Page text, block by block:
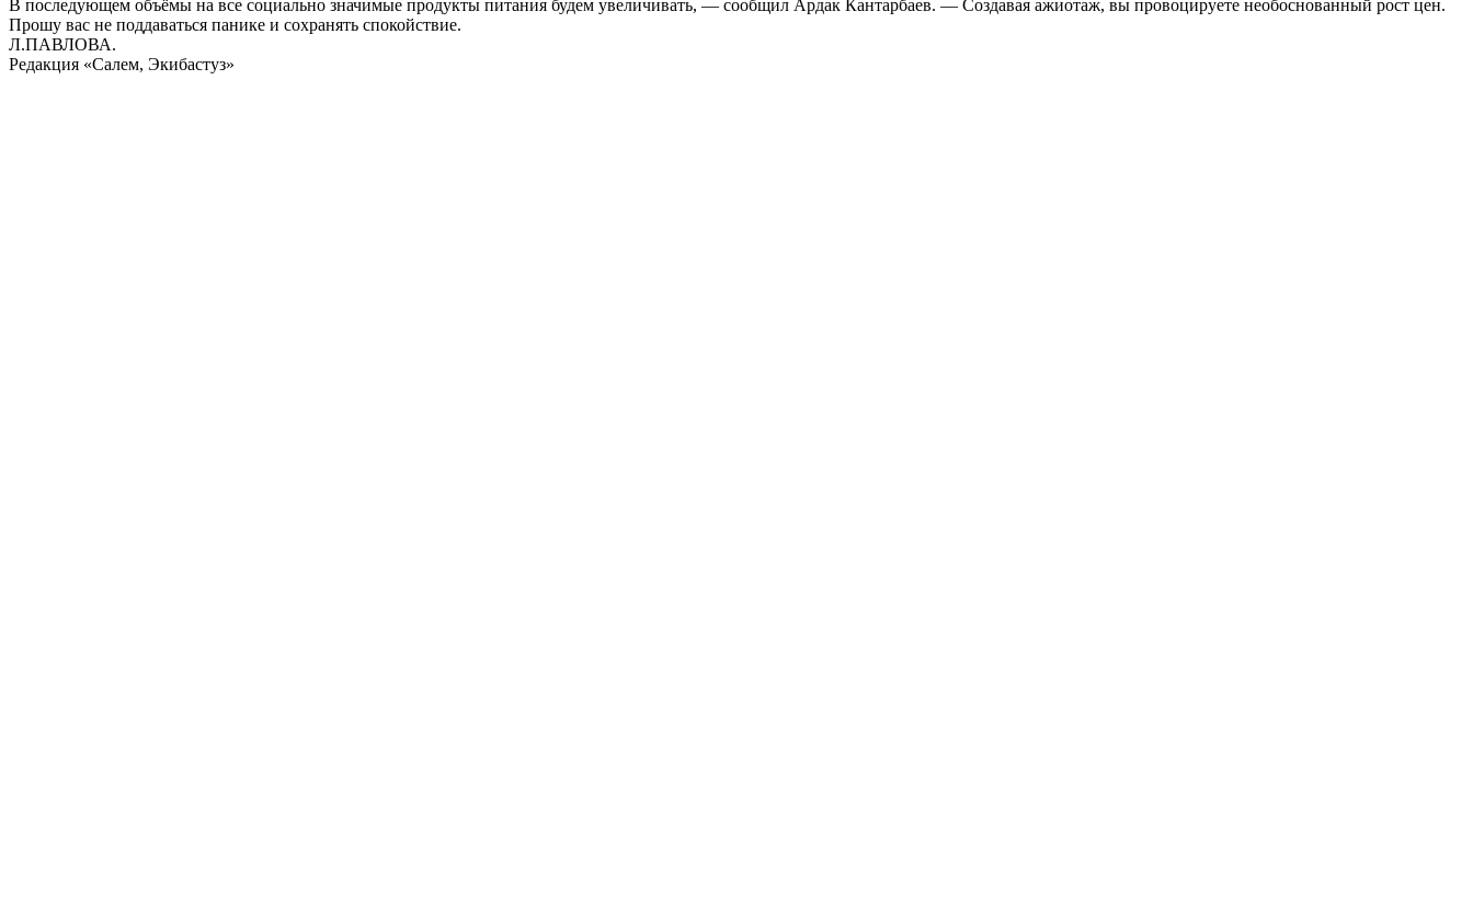
В последующем объёмы на все социально значимые продукты питания будем увеличивать, — сообщил Ардак Кантарбаев. — Создавая ажиотаж, вы провоцируете необоснованный рост цен.
Прошу вас не поддаваться панике и сохранять спокойствие.
Л.ПАВЛОВА.
Редакция «Салем, Экибастуз»